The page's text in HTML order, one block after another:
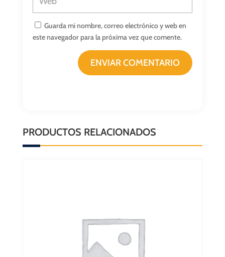
Guarda mi nombre, correo electrónico y web en
este navegador para la próxima vez que comente.
ENVIAR COMENTARIO
PRODUCTOS RELACIONADOS